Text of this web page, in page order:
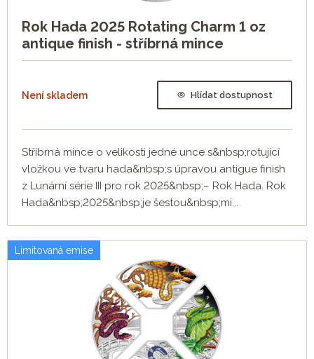
Rok Hada 2025 Rotating Charm 1 oz
antique finish - stříbrná mince
Není skladem Hlídat dostupnost
Stříbrná mince o velikosti jedné unce s&nbsp;rotující
vložkou ve tvaru hada&nbsp;s úpravou antigue finish
z Lunární série III pro rok 2025&nbsp;– Rok Hada. Rok
Hada&nbsp;2025&nbsp;je šestou&nbsp;mi...
Limitovaná emise